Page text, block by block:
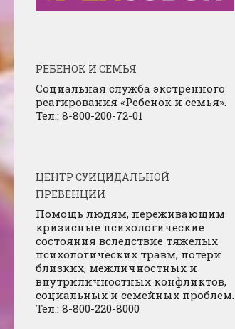
РЕБЕНОК И СЕМЬЯ
Социальная служба экстренного
реагирования «Ребенок и семья».
Тел.: 8-800-200-72-01
ЦЕНТР СУИЦИДАЛЬНОЙ
ПРЕВЕНЦИИ
Помощь людям, переживающим
кризисные психологические
состояния вследствие тяжелых
психологических травм, потери
близких, межличностных и
внутриличностных конфликтов,
социальных и семейных проблем.
Тел.: 8-800-220-8000